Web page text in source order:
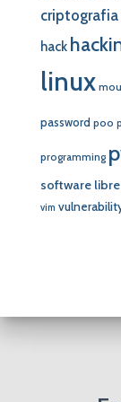
criptografia
hack
linux
password poo
programming
software libre
vim